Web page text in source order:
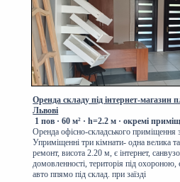
Оренда складу під інтернет-магазин
Львові
1 пов ·60 м² · h=2.2 м · окремі
Оренда офісно-складського
Уприміщенні три кімнати- одна велика
ремонт, висота 2.20 м, є інтернет,
домовленності, територія під охороною,
авто ппямо під склад. при заїзді